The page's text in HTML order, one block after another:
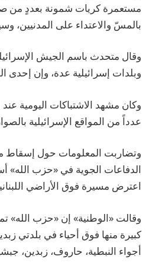
مستعمرة كريات ‏شمونة بعددٍ من
بالمسّ والاعتداء على المدنيين،
وقال متحدث باسم الجيش
وبلدات إسرائيلية عدة، وإن
وكان مشهد الاشتباكات اليومية
عدداً من المواقع الإسرائيلية
وتضاربت المعلومات حول إسقاط
الدفاعات الجوية في «حزب الله»
اعترض مسيرة فوق الأراضي
وقالت «الوطنية» إن «حزب
كبيرة منها فوق أحياء في بلدتي
أجواء النبطية، حاروف، زبدين،